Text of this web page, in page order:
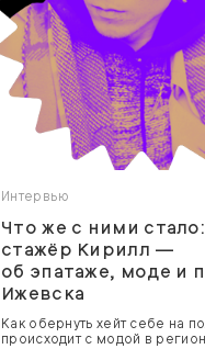
Интервью
Что же с ними
стажёр Кирилл —
об эпатаже, моде и
Ижевска
Как обернуть хейт себе на
происходит с модой в